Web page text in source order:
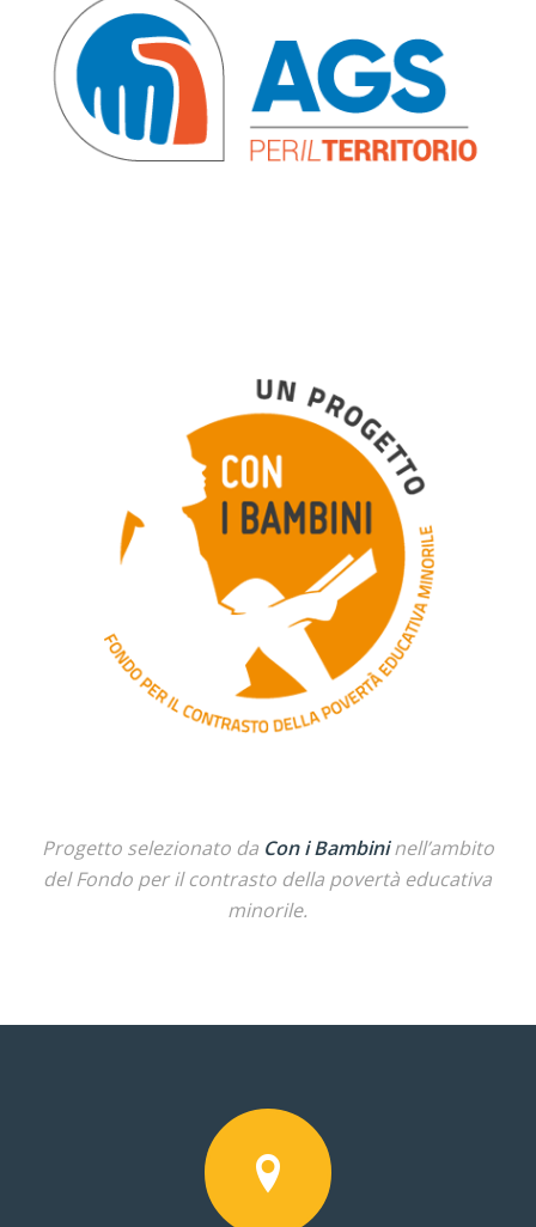
Progetto selezionato daCon i Bambininell’ambito